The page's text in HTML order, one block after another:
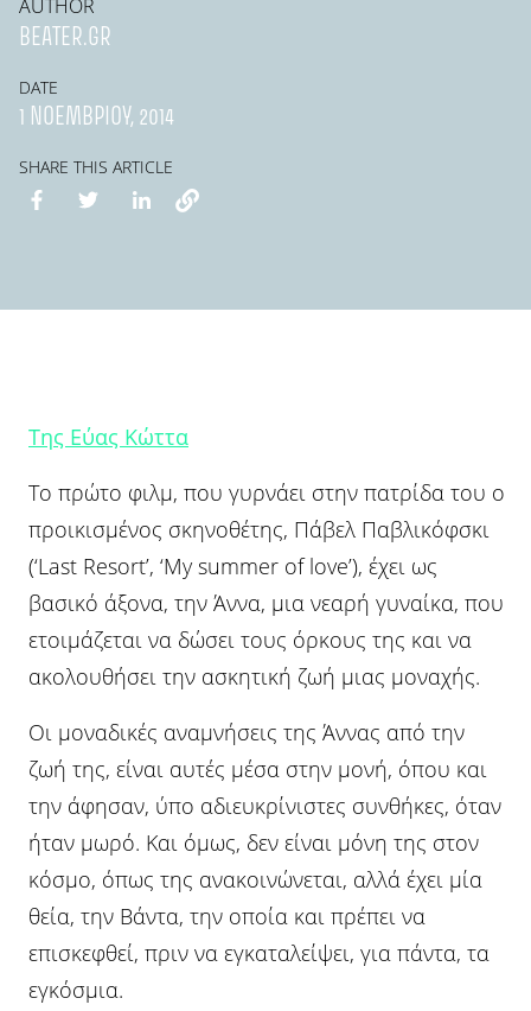
AUTHOR
BEATER.GR
DATE
1 ΝΟΕΜΒΡΊΟΥ, 2014
SHARE THIS ARTICLE
Της Εύας Κώττα
Το πρώτο φιλμ, που γυρνάει στην πατρίδα του ο
προικισμένος σκηνοθέτης, Πάβελ Παβλικόφσκι
(‘Last Resort’, ‘My summer of love’), έχει ως
βασικό άξονα, την Άννα, μια νεαρή γυναίκα, που
ετοιμάζεται να δώσει τους όρκους της και να
ακολουθήσει την ασκητική ζωή μιας μοναχής.
Οι μοναδικές αναμνήσεις της Άννας από την
ζωή της, είναι αυτές μέσα στην μονή, όπου και
την άφησαν, ύπο αδιευκρίνιστες συνθήκες, όταν
ήταν μωρό. Και όμως, δεν είναι μόνη της στον
κόσμο, όπως της ανακοινώνεται, αλλά έχει μία
θεία, την Βάντα, την οποία και πρέπει να
επισκεφθεί, πριν να εγκαταλείψει, για πάντα, τα
εγκόσμια.